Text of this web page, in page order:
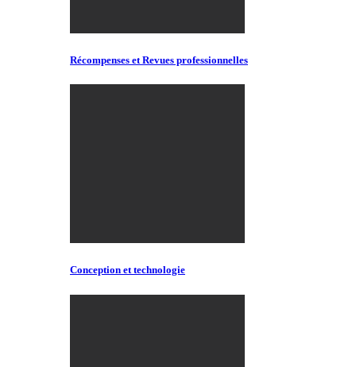
Récompenses et Revues professionnelles
Conception et technologie